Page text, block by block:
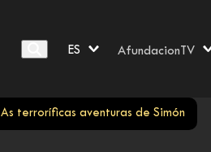
ES AfundacionTV
terroríficas aventuras de Simón